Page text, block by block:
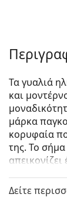
Τα γυαλιά
και
μάρκα
κορυφαία
της. Το
Burberry
στυλ και
Δείτε